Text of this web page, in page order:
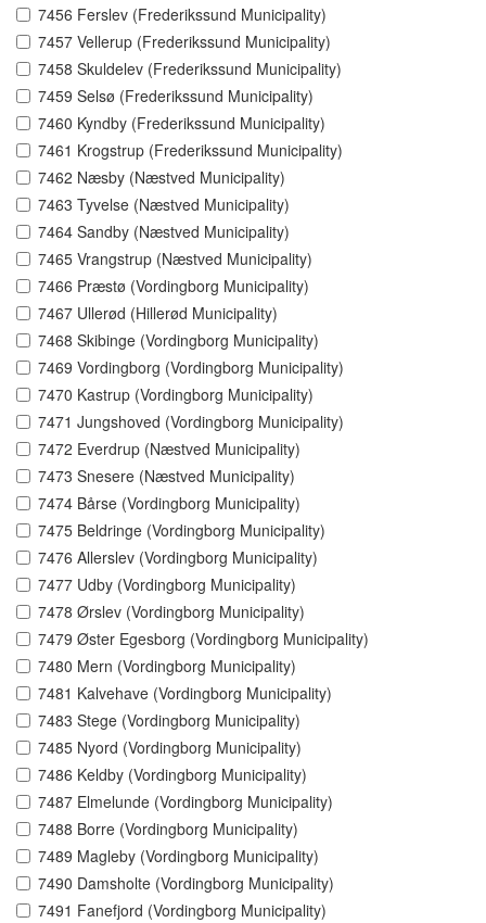
7456 Ferslev (Frederikssund Municipality)
7457 Vellerup (Frederikssund Municipality)
7458 Skuldelev (Frederikssund Municipality)
7459 Selsø (Frederikssund Municipality)
7460 Kyndby (Frederikssund Municipality)
7461 Krogstrup (Frederikssund Municipality)
7462 Næsby (Næstved Municipality)
7463 Tyvelse (Næstved Municipality)
7464 Sandby (Næstved Municipality)
7465 Vrangstrup (Næstved Municipality)
7466 Præstø (Vordingborg Municipality)
7467 Ullerød (Hillerød Municipality)
7468 Skibinge (Vordingborg Municipality)
7469 Vordingborg (Vordingborg Municipality)
7470 Kastrup (Vordingborg Municipality)
7471 Jungshoved (Vordingborg Municipality)
7472 Everdrup (Næstved Municipality)
7473 Snesere (Næstved Municipality)
7474 Bårse (Vordingborg Municipality)
7475 Beldringe (Vordingborg Municipality)
7476 Allerslev (Vordingborg Municipality)
7477 Udby (Vordingborg Municipality)
7478 Ørslev (Vordingborg Municipality)
7479 Øster Egesborg (Vordingborg Municipality)
7480 Mern (Vordingborg Municipality)
7481 Kalvehave (Vordingborg Municipality)
7483 Stege (Vordingborg Municipality)
7485 Nyord (Vordingborg Municipality)
7486 Keldby (Vordingborg Municipality)
7487 Elmelunde (Vordingborg Municipality)
7488 Borre (Vordingborg Municipality)
7489 Magleby (Vordingborg Municipality)
7490 Damsholte (Vordingborg Municipality)
7491 Fanefjord (Vordingborg Municipality)